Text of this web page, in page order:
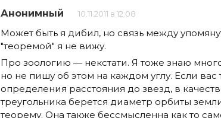
Анонимный 10.11.2011 в 12:08
Может быть я дибил, но связь между
"теоремой" я не вижу.
Про зоологию — некстати. Я тоже знаю
но не пишу об этом на каждом углу. Если вас
определения расстояния до звезд, в
треугольника берется диаметр орбиты
теорему. Она также бессмысленна как то